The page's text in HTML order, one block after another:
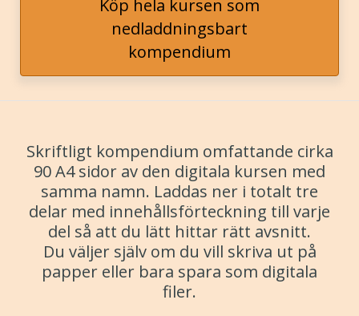
Köp hela kursen som
nedladdningsbart
kompendium
Skriftligt kompendium omfattande cirka
90 A4 sidor av den digitala kursen med
samma namn. Laddas ner i totalt tre
delar med innehållsförteckning till varje
del så att du lätt hittar rätt avsnitt.
Du väljer själv om du vill skriva ut på
papper eller bara spara som digitala
filer.